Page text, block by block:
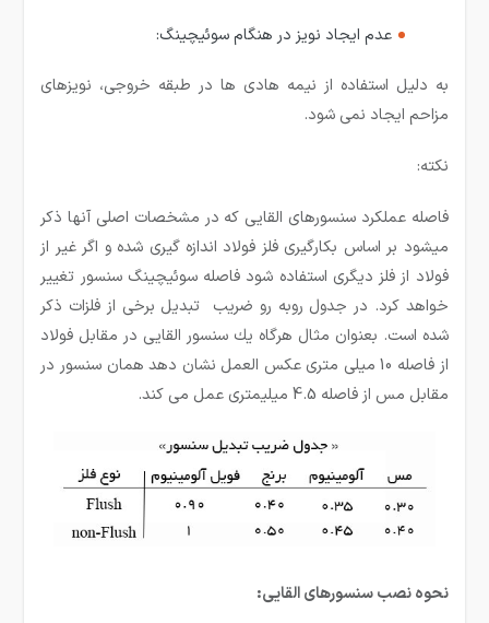
عدم ایجاد نویز در هنگام سوئیچینگ:
به دلیل استفاده از نیمه هادی ها در طبقه خروجی، نویزهای
مزاحم ایجاد نمی شود.
نکته:
فاصله عملكرد سنسورهای القایی كه در مشخصات اصلی آنها ذكر
میشود بر اساس بكارگیری فلز فولاد اندازه گیری شده و اگر غیر از
فولاد از فلز دیگری استفاده شود فاصله سوئیچینگ سنسور تغییر
خواهد كرد. در جدول روبه رو ضریب تبدیل برخی از فلزات ذكر
شده است. بعنوان مثال هرگاه یك سنسور القایی در مقابل فولاد
از فاصله 10 میلی متری عكس العمل نشان دهد همان سنسور در
مقابل مس از فاصله 4.5 میلیمتری عمل می كند.
نحوه نصب سنسورهای القایی: